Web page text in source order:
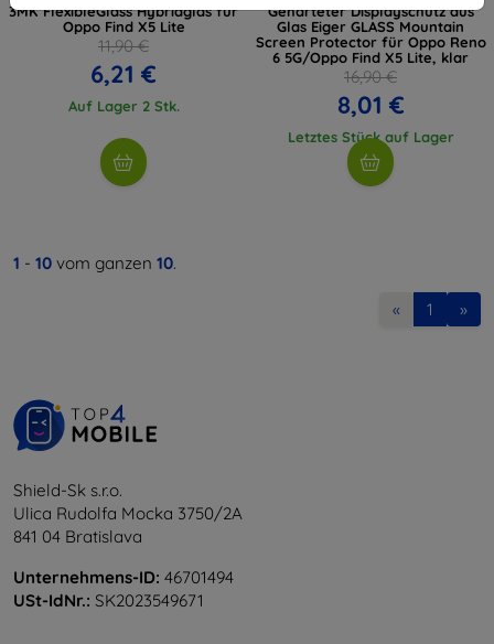
3MK FlexibleGlass Hybridglas für
Oppo Find X5 Lite
11,90 €
6,21 €
Auf Lager 2 Stk.
Gehärteter Displayschutz aus
Glas Eiger GLASS Mountain
Screen Protector für Oppo Reno
6 5G/Oppo Find X5 Lite, klar
16,90 €
8,01 €
Letztes Stück auf Lager
1 - 10 vom ganzen 10.
« 1 »
Shield-Sk s.r.o.
Ulica Rudolfa Mocka 3750/2A
841 04 Bratislava
Unternehmens-ID: 46701494
USt-IdNr.: SK2023549671